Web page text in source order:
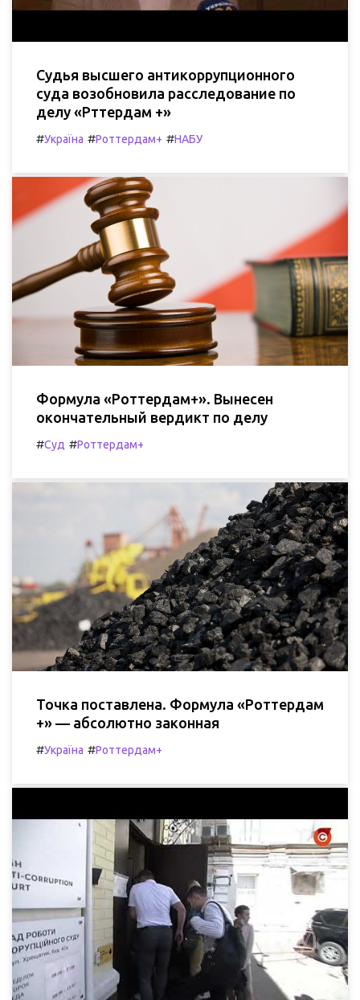
Судья высшего антикоррупционного
суда возобновила расследование по
делу «Рттердам +»
#Україна #Роттердам+ #НАБУ
Формула «Роттердам+». Вынесен
окончательный вердикт по делу
#Суд #Роттердам+
Точка поставлена. Формула «Роттердам
+» — абсолютно законная
#Україна #Роттердам+